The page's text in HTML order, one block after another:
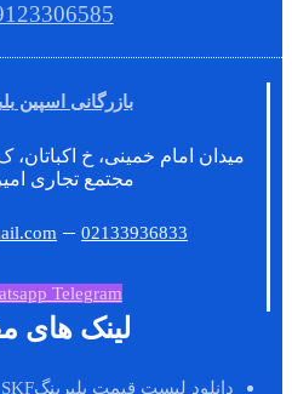
بازرگانی اسپین
میدان امام خمینی، خ اکباتان،
مجتمع تجاری
–02133936833
Telegram
لینک های
دانلود لیست قیمت بلبرینگSKF